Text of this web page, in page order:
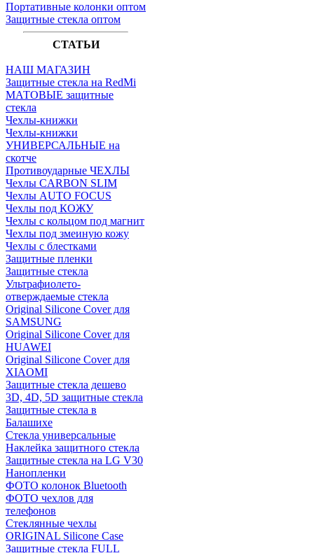
Портативные колонки оптом
Защитные стекла оптом
СТАТЬИ
НАШ МАГАЗИН
Защитные стекла на RedMi
МАТОВЫЕ защитные
стекла
Чехлы-книжки
Чехлы-книжки
УНИВЕРСАЛЬНЫЕ на
скотче
Противоударные ЧЕХЛЫ
Чехлы CARBON SLIM
Чехлы AUTO FOCUS
Чехлы под КОЖУ
Чехлы с кольцом под магнит
Чехлы под змеиную кожу
Чехлы с блестками
Защитные пленки
Защитные стекла
Ультрафиолето-
отверждаемые стекла
Original Silicone Cover для
SAMSUNG
Original Silicone Cover для
HUAWEI
Original Silicone Cover для
XIAOMI
Защитные стекла дешево
3D, 4D, 5D защитные стекла
Защитные стекла в
Балашихе
Стекла универсальные
Наклейка защитного стекла
Защитные стекла на LG V30
Нанопленки
ФОТО колонок Bluetooth
ФOTO чехлов для
телефонов
Стеклянные чехлы
ORIGINAL Silicone Case
Защитные стекла FULL